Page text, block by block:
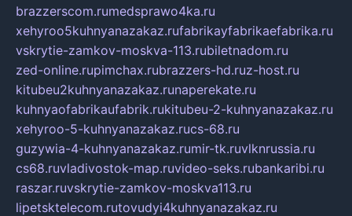
brazzerscom.rumedsprawo4ka.ru
xehyroo5kuhnyanazakaz.rufabrikayfabrikaefabrika.ru
vskrytie-zamkov-moskva-113.rubiletnadom.ru
zed-online.rupimchax.rubrazzers-hd.ruz-host.ru
kitubeu2kuhnyanazakaz.runaperekate.ru
kuhnyaofabrikaufabrik.rukitubeu-2-kuhnyanazakaz.ru
xehyroo-5-kuhnyanazakaz.rucs-68.ru
guzywia-4-kuhnyanazakaz.rumir-tk.ruvlknrussia.ru
cs68.ruvladivostok-map.ruvideo-seks.rubankaribi.ru
raszar.ruvskrytie-zamkov-moskva113.ru
lipetsktelecom.rutovudyi4kuhnyanazakaz.ru